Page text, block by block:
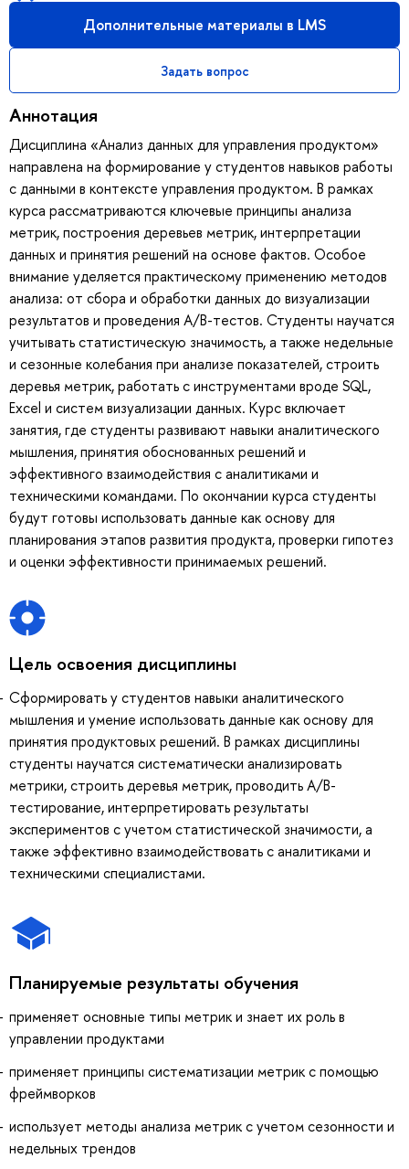
Дополнительные материалы в LMS
Задать вопрос
Аннотация
Дисциплина «Анализ данных для управления продуктом»
направлена на формирование у студентов навыков работы
с данными в контексте управления продуктом. В рамках
курса рассматриваются ключевые принципы анализа
метрик, построения деревьев метрик, интерпретации
данных и принятия решений на основе фактов. Особое
внимание уделяется практическому применению методов
анализа: от сбора и обработки данных до визуализации
результатов и проведения A/B-тестов. Студенты научатся
учитывать статистическую значимость, а также недельные
и сезонные колебания при анализе показателей, строить
деревья метрик, работать с инструментами вроде SQL,
Excel и систем визуализации данных. Курс включает
занятия, где студенты развивают навыки аналитического
мышления, принятия обоснованных решений и
эффективного взаимодействия с аналитиками и
техническими командами. По окончании курса студенты
будут готовы использовать данные как основу для
планирования этапов развития продукта, проверки гипотез
и оценки эффективности принимаемых решений.
Цель освоения дисциплины
Сформировать у студентов навыки аналитического
мышления и умение использовать данные как основу для
принятия продуктовых решений. В рамках дисциплины
студенты научатся систематически анализировать
метрики, строить деревья метрик, проводить A/B-
тестирование, интерпретировать результаты
экспериментов с учетом статистической значимости, а
также эффективно взаимодействовать с аналитиками и
техническими специалистами.
Планируемые результаты обучения
применяет основные типы метрик и знает их роль в
управлении продуктами
применяет принципы систематизации метрик с помощью
фреймворков
использует методы анализа метрик с учетом сезонности и
недельных трендов